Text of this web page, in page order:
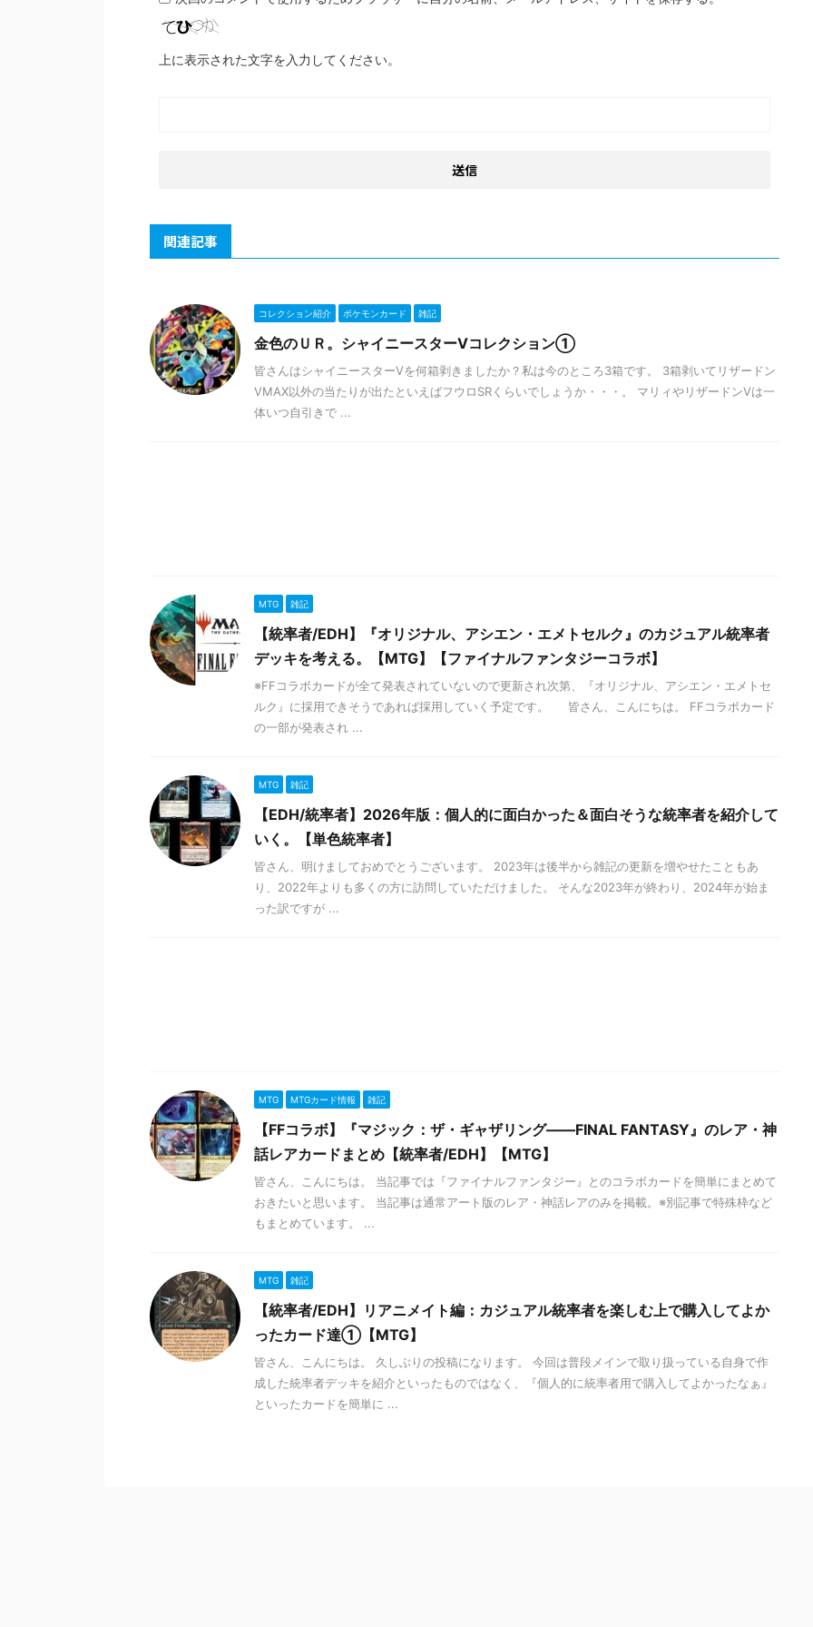
上に表示された文字を入力してください。
関連記事
コレクション紹介 ポケモンカード 雑記
金色のＵＲ。シャイニースターVコレクション①
皆さんはシャイニースターVを何箱剥きましたか？私は今のところ3箱です。 3箱剥いてリザードン
VMAX以外の当たりが出たといえばフウロSRくらいでしょうか・・・。 マリィやリザードンVは一
体いつ自引きで ...
MTG 雑記
【統率者/EDH】『オリジナル、アシエン・エメトセルク』のカジュアル統率者
デッキを考える。【MTG】【ファイナルファンタジーコラボ】
※FFコラボカードが全て発表されていないので更新され次第、『オリジナル、アシエン・エメトセ
ルク』に採用できそうであれば採用していく予定です。 皆さん、こんにちは。 FFコラボカード
の一部が発表され ...
MTG 雑記
【EDH/統率者】2026年版：個人的に面白かった＆面白そうな統率者を紹介して
いく。【単色統率者】
皆さん、明けましておめでとうございます。 2023年は後半から雑記の更新を増やせたこともあ
り、2022年よりも多くの方に訪問していただけました。 そんな2023年が終わり、2024年が始ま
った訳ですが ...
MTG MTGカード情報 雑記
【FFコラボ】『マジック：ザ・ギャザリング――FINAL FANTASY』のレア・神
話レアカードまとめ【統率者/EDH】【MTG】
皆さん、こんにちは。 当記事では『ファイナルファンタジー』とのコラボカードを簡単にまとめて
おきたいと思います。 当記事は通常アート版のレア・神話レアのみを掲載。※別記事で特殊枠など
もまとめています。 ...
MTG 雑記
【統率者/EDH】リアニメイト編：カジュアル統率者を楽しむ上で購入してよか
ったカード達①【MTG】
皆さん、こんにちは。 久しぶりの投稿になります。 今回は普段メインで取り扱っている自身で作
成した統率者デッキを紹介といったものではなく、『個人的に統率者用で購入してよかったなぁ』
といったカードを簡単に ...